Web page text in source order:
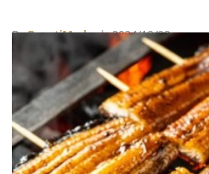
ByBeautiMode| 2024/12/23